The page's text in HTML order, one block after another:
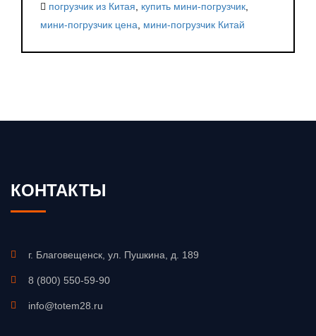
погрузчик из Китая купить мини-погрузчик
мини-погрузчик цена
мини-погрузчик Китай
КОНТАКТЫ
г. Благовещенск, ул. Пушкина, д. 189
8 (800) 550-59-90
info@totem28.ru